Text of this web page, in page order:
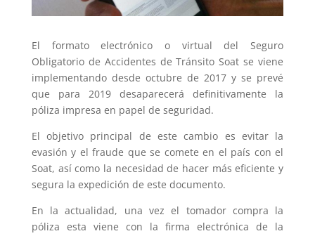
El formato electrónico o virtual del Seguro
Obligatorio de Accidentes de Tránsito Soat se viene
implementando desde octubre de 2017 y se prevé
que para 2019 desaparecerá definitivamente la
póliza impresa en papel de seguridad.
El objetivo principal de este cambio es evitar la
evasión y el fraude que se comete en el país con el
Soat, así como la necesidad de hacer más eficiente y
segura la expedición de este documento.
En la actualidad, una vez el tomador compra la
póliza esta viene con la firma electrónica de la